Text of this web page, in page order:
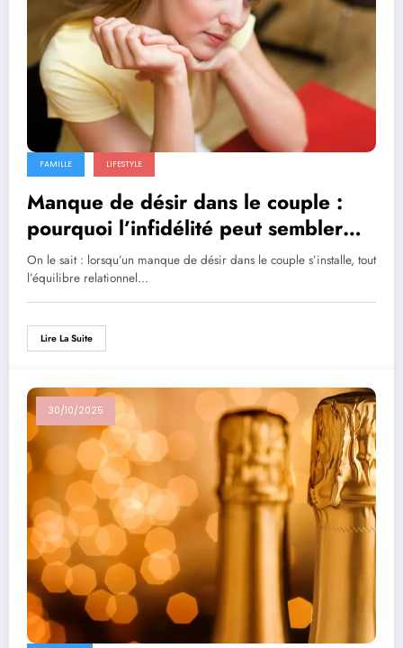
FAMILLE LIFESTYLE
Manque de désir dans le couple :
pourquoi l’infidélité peut sembler
une solution
On le sait : lorsqu’un manque de désir dans le couple s’installe, tout
l’équilibre relationnel…
Lire La Suite
30/10/2025